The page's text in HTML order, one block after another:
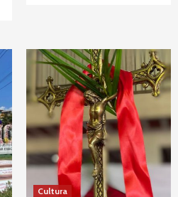
Cultura